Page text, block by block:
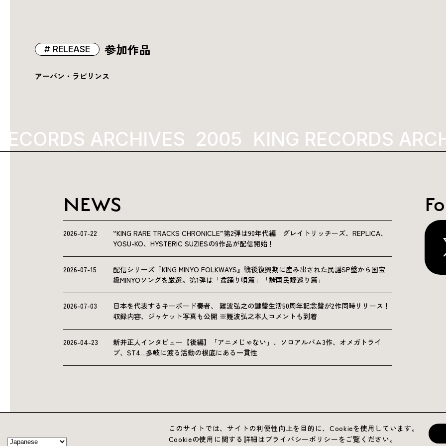
参加作品
RELEASE
アーバン・ラビリンス
ARCHIVES 2005 KING RECORDS
NEWS
2026-07-22
“KING RARE TRACKS CHRONICLE”第2弾は90年代編 グレイトリッチーズ、REPLICA、
YOSU-KO、HYSTERIC SUZIESの9作品が配信開始！
2026-07-15
配信シリーズ『KING MINYO FOLKWAYS』戦後復興期に産み出された民謡SP盤から国宝
級MINYOソングを厳選。第1弾は「盆踊り唄篇」「諸国民謡巡り篇」
2026-07-03
日本を代表するキーボード奏者、 難波弘之の鍵盤生活50周年記念盤が2作同時リリース！
収録内容、ジャケット写真も公開 ※難波弘之本人コメントも到着
2026-04-23
新井正人インタビュー【後編】「アニメじゃない」、ソロアルバム3作、オメガトライ
ブ、ST4…多岐に渡る活動の根底にある一貫性
このサイトでは、サイトの利便性向上を目的に、Cookieを使用しています。
Cookieの使用に関する詳細はプライバシーポリシーをご覧ください。